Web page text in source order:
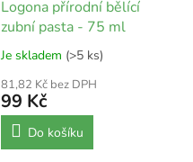
Logona přírodní bělící
zubní pasta - 75 ml
Je skladem (>5 ks)
81,82 Kč bez DPH
99 Kč
Do košíku